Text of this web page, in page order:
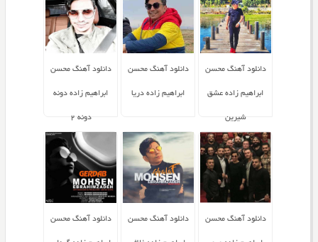
دانلود آهنگ محسن
ابراهیم زاده عشق
شیرین
دانلود آهنگ محسن
ابراهیم زاده دریا
دانلود آهنگ محسن
ابراهیم زاده دونه
دونه ۲
دانلود آهنگ محسن دانلود آهنگ محسن دانلود آهنگ محسن